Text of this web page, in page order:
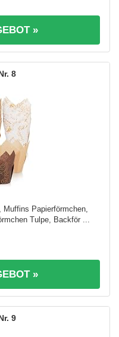
»
8
Papierförmchen,
Tulpe, Backför ...
»
9